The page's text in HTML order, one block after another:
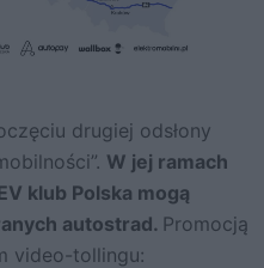
drugiej odsłony
W jej ramach
klub Polska mogą
autostrad. Promocją
video-tollingu: